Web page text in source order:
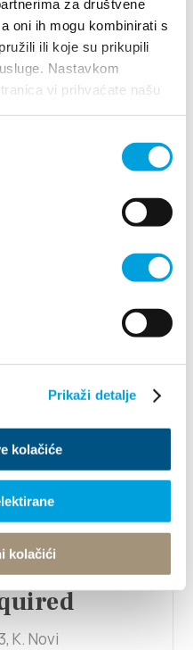
za društvene
oni ih mogu kombinirati s
ili koje su prikupili
Nastavkom
vi prihvaćate našu
Prikaži detalje
kolačiće
kolačići
21216 Kaštel Stari
?lang=hr
"Lanterna"
21216 Kaštel Stari
K. Štafilić
K. Novi